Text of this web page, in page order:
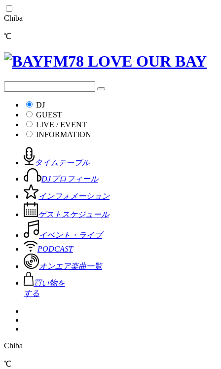
Chiba
℃
DJ
GUEST
LIVE / EVENT
INFORMATION
タイムテーブル
DJプロフィール
インフォメーション
ゲストスケジュール
イベント・ライブ
PODCAST
オンエア楽曲一覧
買い物を
する
Chiba
℃